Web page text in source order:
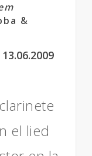
&
el lied